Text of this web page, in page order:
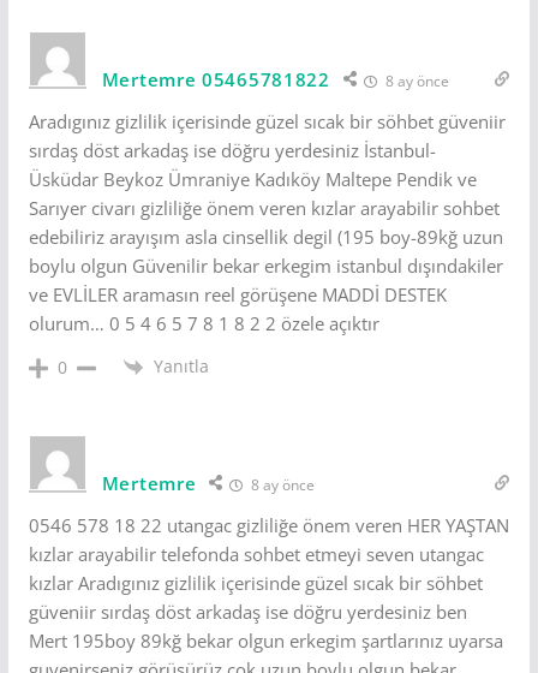
Mertemre 05465781822 8 ay önce
Aradıgınız gizlilik içerisinde güzel sıcak bir söhbet güveniir
sırdaş döst arkadaş ise döğru yerdesiniz İstanbul-
Üsküdar Beykoz Ümraniye Kadıköy Maltepe Pendik ve
Sarıyer civarı gizliliğe önem veren kızlar arayabilir sohbet
edebiliriz arayışım asla cinsellik degil (195 boy-89kğ uzun
boylu olgun Güvenilir bekar erkegim istanbul dışındakiler
ve EVLİLER aramasın reel görüşene MADDİ DESTEK
olurum… 0 5 4 6 5 7 8 1 8 2 2 özele açıktır
0 Yanıtla
Mertemre 8 ay önce
0546 578 18 22 utangac gizliliğe önem veren HER YAŞTAN
kızlar arayabilir telefonda sohbet etmeyi seven utangac
kızlar Aradıgınız gizlilik içerisinde güzel sıcak bir söhbet
güveniir sırdaş döst arkadaş ise döğru yerdesiniz ben
Mert 195boy 89kğ bekar olgun erkegim şartlarınız uyarsa